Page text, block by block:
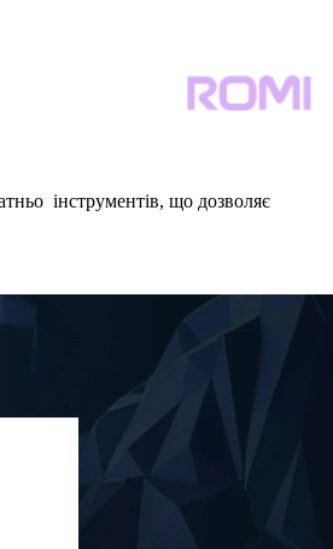
інструментів, що дозволяє